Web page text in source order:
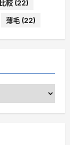
比較 (22)
薄毛 (22)